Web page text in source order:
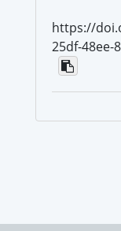
https://
25df-48ee-